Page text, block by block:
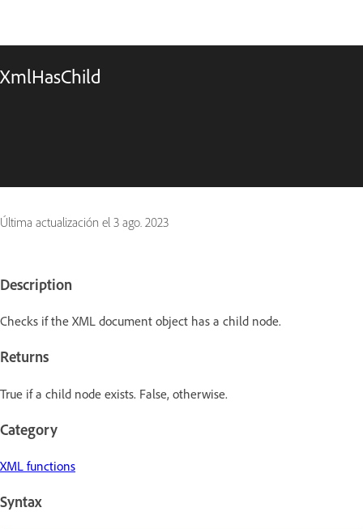
XmlHasChild
Última actualización el 3 ago. 2023
Description
Checks if the XML document object has a child node.
Returns
True if a child node exists. False, otherwise.
Category
XML functions
Syntax